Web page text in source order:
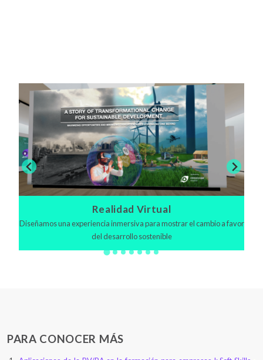
Realidad Virtual
Diseñamos una experiencia inmersiva para mostrar el cambio a favor
del desarrollo sostenible
PARA CONOCER MÁS